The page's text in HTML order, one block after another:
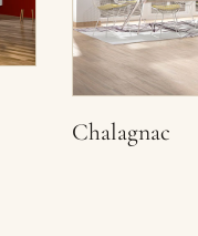
Chalagnac